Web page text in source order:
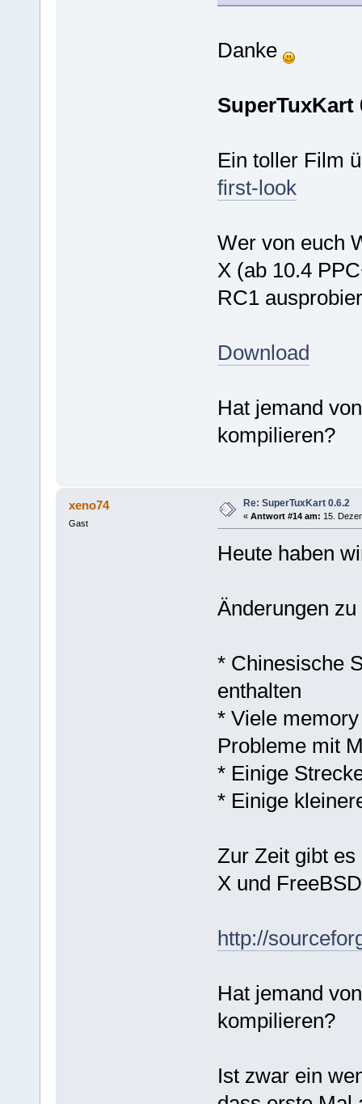
Danke
Ein toller Film
first-look
Wer von euch
X (ab 10.4
RC1
Download
Hat jemand
kompilieren?
xeno74
Gast
Re: SuperTuxKart 0.6.2
« Antwort #14 am: 15.
Heute haben
Änderungen
* Chinesische
enthalten
* Viele
Probleme mit
* Einige
* Einige
Zur Zeit gibt
X und
http://
Hat jemand
kompilieren?
Ist zwar ein